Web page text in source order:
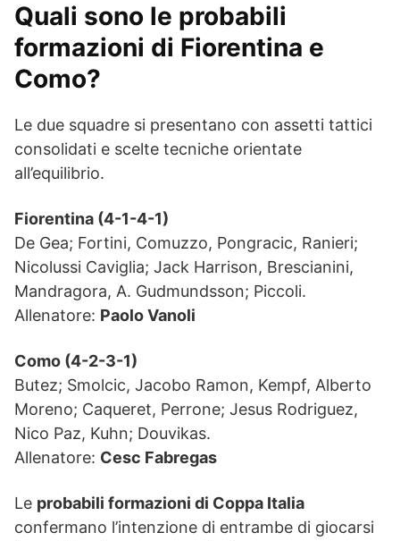
Quali sono le probabili
formazioni di Fiorentina e
Como?
Le due squadre si presentano con assetti tattici
consolidati e scelte tecniche orientate
all’equilibrio.
Fiorentina (4-1-4-1)
De Gea; Fortini, Comuzzo, Pongracic, Ranieri;
Nicolussi Caviglia; Jack Harrison, Brescianini,
Mandragora, A. Gudmundsson; Piccoli.
Allenatore: Paolo Vanoli
Como (4-2-3-1)
Butez; Smolcic, Jacobo Ramon, Kempf, Alberto
Moreno; Caqueret, Perrone; Jesus Rodriguez,
Nico Paz, Kuhn; Douvikas.
Allenatore: Cesc Fabregas
Le probabili formazioni di Coppa Italia
confermano l’intenzione di entrambe di giocarsi